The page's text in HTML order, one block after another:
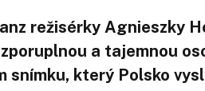
režisérky Agnieszky
a tajemnou
snímku, který Polsko